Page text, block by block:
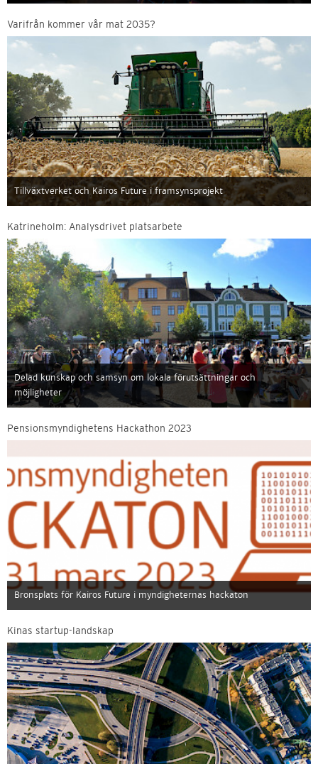
Varifrån kommer vår mat 2035?
Tillväxtverket och Kairos Future i framsynsprojekt
Katrineholm: Analysdrivet platsarbete
Delad kunskap och samsyn om lokala förutsättningar och
möjligheter
Pensionsmyndighetens Hackathon 2023
Bronsplats för Kairos Future i myndigheternas hackaton
Kinas startup-landskap